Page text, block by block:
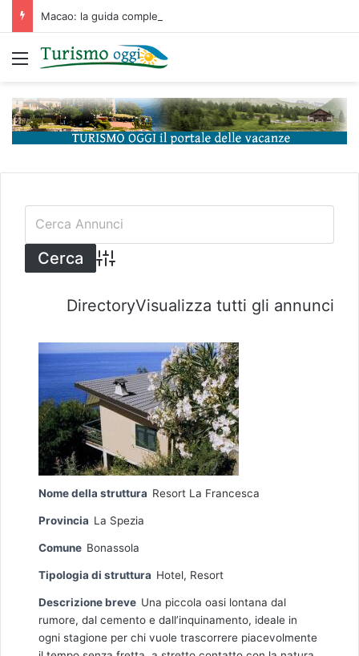
Menu
Advanced Search
DirectoryVisualizza tutti gli annunci
Nome della struttura Resort La Francesca
Provincia La Spezia
Comune Bonassola
Tipologia di struttura Hotel, Resort
Descrizione breve Una piccola oasi lontana dal
rumore, dal cemento e dall’inquinamento, ideale in
ogni stagione per chi vuole trascorrere piacevolmente